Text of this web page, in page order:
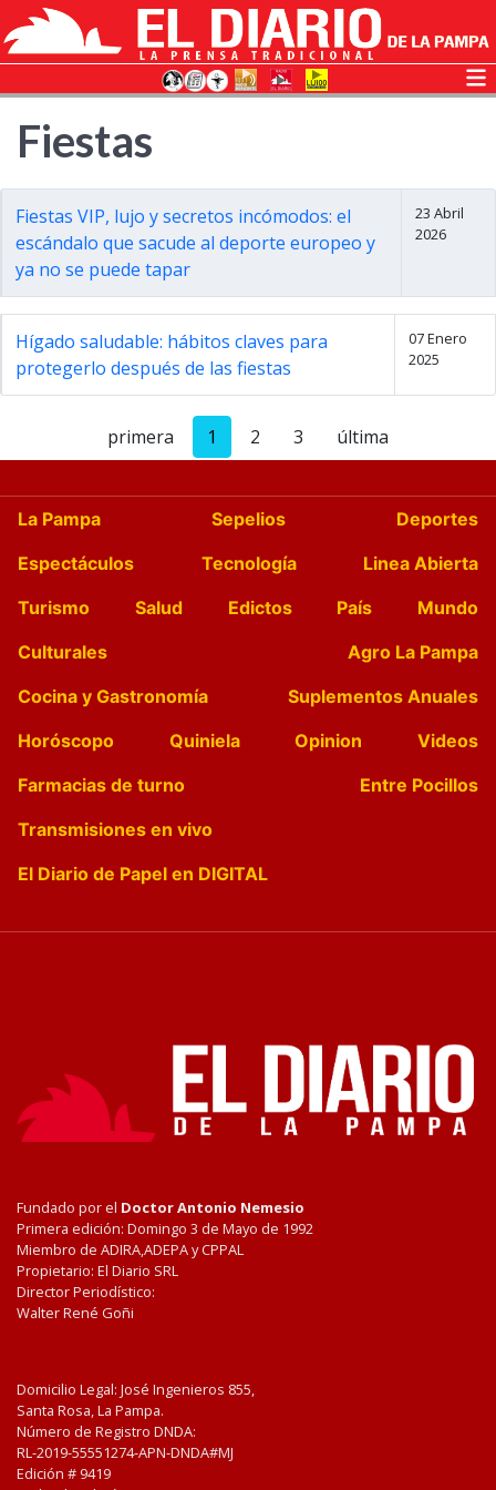
Fiestas
Fiestas VIP, lujo y secretos incómodos: el
escándalo que sacude al deporte europeo y
ya no se puede tapar
23 Abril
2026
Hígado saludable: hábitos claves para
protegerlo después de las fiestas
07 Enero
2025
primera 1 2 3 última
La Pampa Sepelios
Deportes
Espectáculos
Tecnología
Linea Abierta
Turismo
Salud Edictos País
Mundo
Culturales
Agro La Pampa
Cocina y Gastronomía
Suplementos Anuales
Horóscopo
Quiniela Opinion
Videos
Farmacias de turno
Entre Pocillos
Transmisiones en vivo
El Diario de Papel en DIGITAL
Fundado por el Doctor Antonio Nemesio
Primera edición: Domingo 3 de Mayo de 1992
Miembro de ADIRA,ADEPA y CPPAL
Propietario: El Diario SRL
Director Periodístico:
Walter René Goñi
Domicilio Legal: José Ingenieros 855,
Santa Rosa, La Pampa.
Número de Registro DNDA:
RL-2019-55551274-APN-DNDA#MJ
Edición # 9419